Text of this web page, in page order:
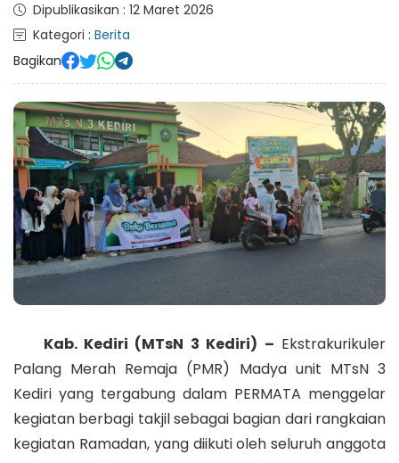
Dipublikasikan : 12 Maret 2026
Kategori : Berita
Bagikan
Kab. Kediri (MTsN 3 Kediri) – Ekstrakurikuler
Palang Merah Remaja (PMR) Madya unit MTsN 3
Kediri yang tergabung dalam PERMATA menggelar
kegiatan berbagi takjil sebagai bagian dari rangkaian
kegiatan Ramadan, yang diikuti oleh seluruh anggota